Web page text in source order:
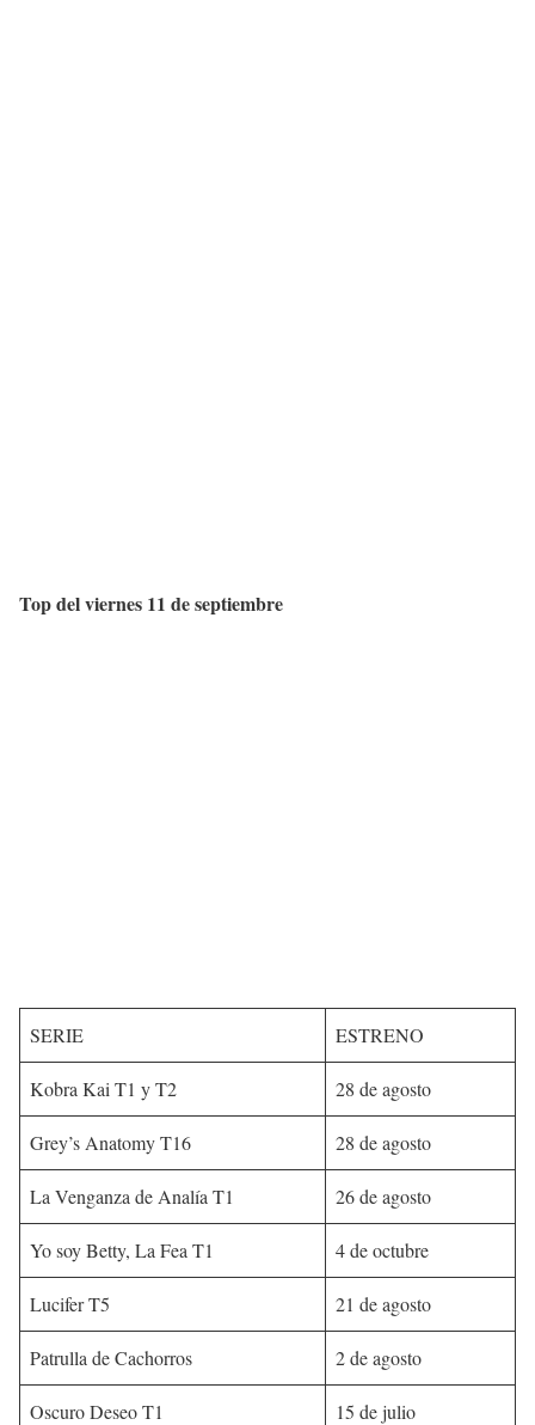
Top del viernes 11 de septiembre
SERIE ESTRENO
Kobra Kai T1 y T2 28 de agosto
Grey’s Anatomy T16 28 de agosto
La Venganza de Analía T1 26 de agosto
Yo soy Betty, La Fea T1 4 de octubre
Lucifer T5 21 de agosto
Patrulla de Cachorros 2 de agosto
Oscuro Deseo T1 15 de julio